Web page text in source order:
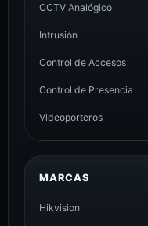
CCTV Analógico
Intrusión
Control de Accesos
Control de Presencia
Videoporteros
MARCAS
Hikvision